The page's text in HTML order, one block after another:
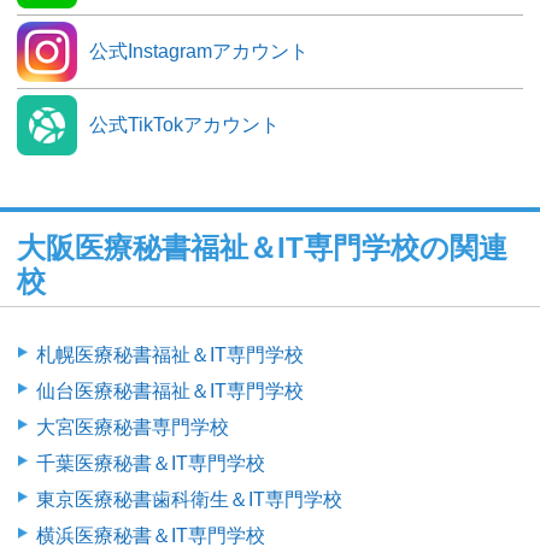
公式Instagramアカウント
公式TikTokアカウント
大阪医療秘書福祉＆IT専門学校の関連
校
札幌医療秘書福祉＆IT専門学校
仙台医療秘書福祉＆IT専門学校
大宮医療秘書専門学校
千葉医療秘書＆IT専門学校
東京医療秘書歯科衛生＆IT専門学校
横浜医療秘書＆IT専門学校